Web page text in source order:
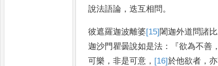
說法語論 ，迭互相問。
彼遮羅迦波離婆[15] 闍迦外道問諸
迦沙門瞿曇說如是法 ：『欲為不善
可樂 ，非是可意 ， [16]於他欲者 ，